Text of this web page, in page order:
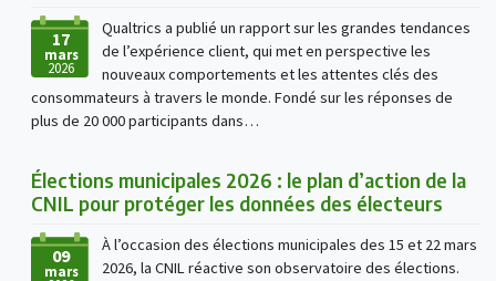
17
mars
2026
Qualtrics a publié un rapport sur les grandes tendances
de l’expérience client, qui met en perspective les
nouveaux comportements et les attentes clés des
consommateurs à travers le monde. Fondé sur les réponses de
plus de 20 000 participants dans…
Élections municipales 2026 : le plan d’action de la
CNIL pour protéger les données des électeurs
09
mars
À l’occasion des élections municipales des 15 et 22 mars
2026, la CNIL réactive son observatoire des élections.